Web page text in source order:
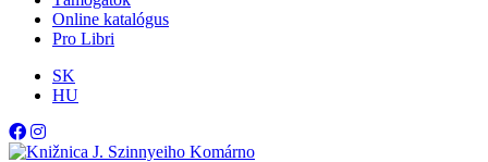
Online katalógus
Pro Libri
SK
HU